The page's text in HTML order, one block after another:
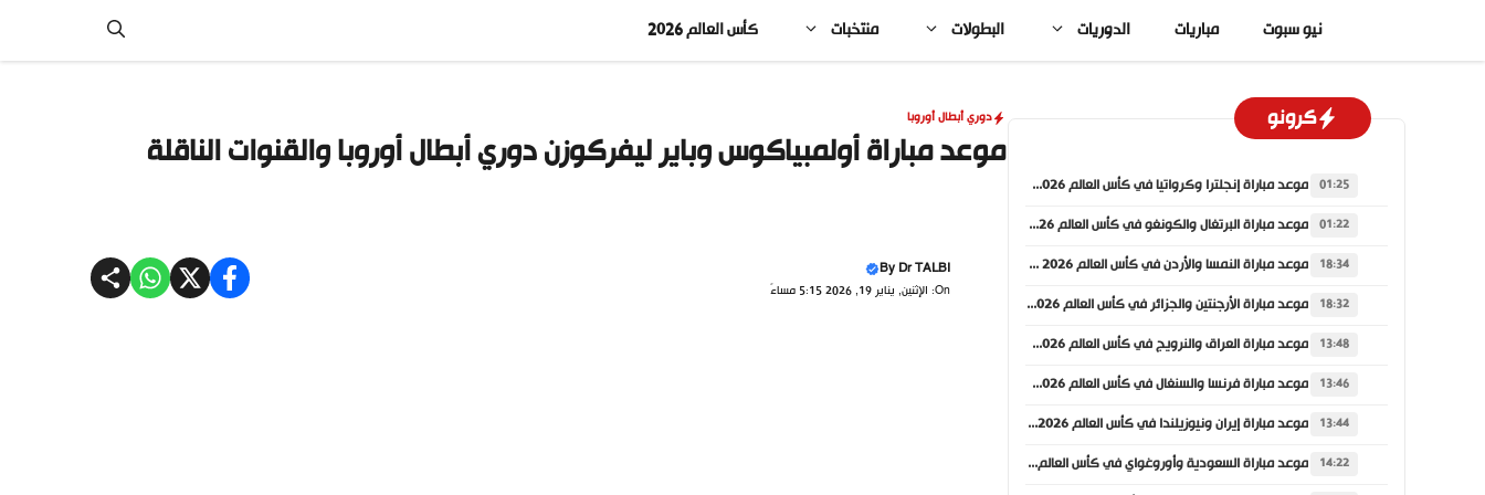
المحتوى
نيو سبوت مباريات الدوريات البطولات منتخبات كأس العالم 2026
دوري أبطال أوروبا
موعد مباراة أولمبياكوس وباير ليفركوزن دوري أبطال أوروبا والقنوات الناقلة
ByDr TALBI
On: الإثنين, يناير 19, 2026 5:15 مساءً
كرونو
01:25 موعد مباراة إنجلترا وكرواتيا في كأس العالم 2026 والقنوات الناقلة
01:22 موعد مباراة البرتغال والكونغو في كأس العالم 2026 والقنوات الناقلة
18:34 موعد مباراة النمسا والأردن في كأس العالم 2026 والقنوات الناقلة
18:32 موعد مباراة الأرجنتين والجزائر في كأس العالم 2026 والقنوات الناقلة
13:48 موعد مباراة العراق والنرويج في كأس العالم 2026 والقنوات الناقلة
13:46 موعد مباراة فرنسا والسنغال في كأس العالم 2026 والقنوات الناقلة
13:44 موعد مباراة إيران ونيوزيلندا في كأس العالم 2026 والقنوات الناقلة
14:22 موعد مباراة السعودية وأوروغواي في كأس العالم 2026 والقنوات الناقلة